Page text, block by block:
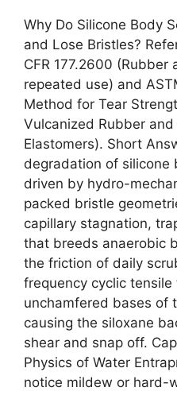
Why Do Silicone Body
and Lose Bristles?
CFR 177.2600
repeated use) and
Method for Tear
Vulcanized Rubber
Elastomers). Short
degradation of silicone
driven by hydro-
packed bristle
capillary stagnation,
that breeds anaerobic
the friction of daily
frequency cyclic
unchamfered bases of
causing the siloxane
shear and snap off.
Physics of Water
notice mildew or hard-